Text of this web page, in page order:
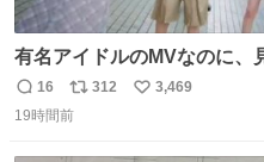
有名アイドルのMVなのに、
ろいな
返
信
16
リ
ポ
312
い
3,469
19時間前